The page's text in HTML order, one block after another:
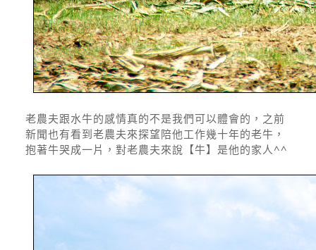
老農夫跟水牛的感情真的不是我們可以體會的，之前
新聞也有看到老農夫來探望陪他工作幾十年的老牛，
抱著牛哭成一片，對老農夫來說【牛】是他的家人^^